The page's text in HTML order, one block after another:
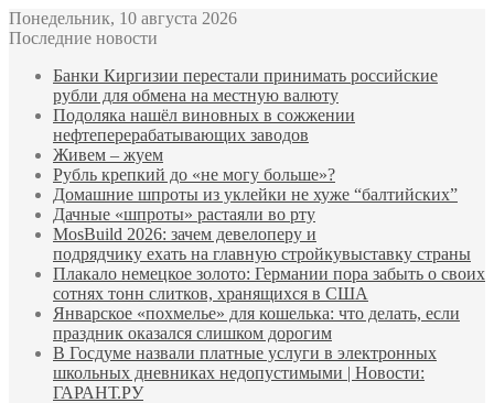
Понедельник, 10 августа 2026
Последние новости
Банки Киргизии перестали принимать российские
рубли для обмена на местную валюту
Подоляка нашёл виновных в сожжении
нефтеперерабатывающих заводов
Живем – жуем
Рубль крепкий до «не могу больше»?
Домашние шпроты из уклейки не хуже “балтийских”
Дачные «шпроты» растаяли во рту
MosBuild 2026: зачем девелоперу и
подрядчиĸу ехать на главную стройĸувыставĸу страны
Плакало немецкое золото: Германии пора забыть о своих
сотнях тонн слитков, хранящихся в США
Январское «похмелье» для кошелька: что делать, если
праздник оказался слишком дорогим
В Госдуме назвали платные услуги в электронных
школьных дневниках недопустимыми | Новости:
ГАРАНТ.РУ